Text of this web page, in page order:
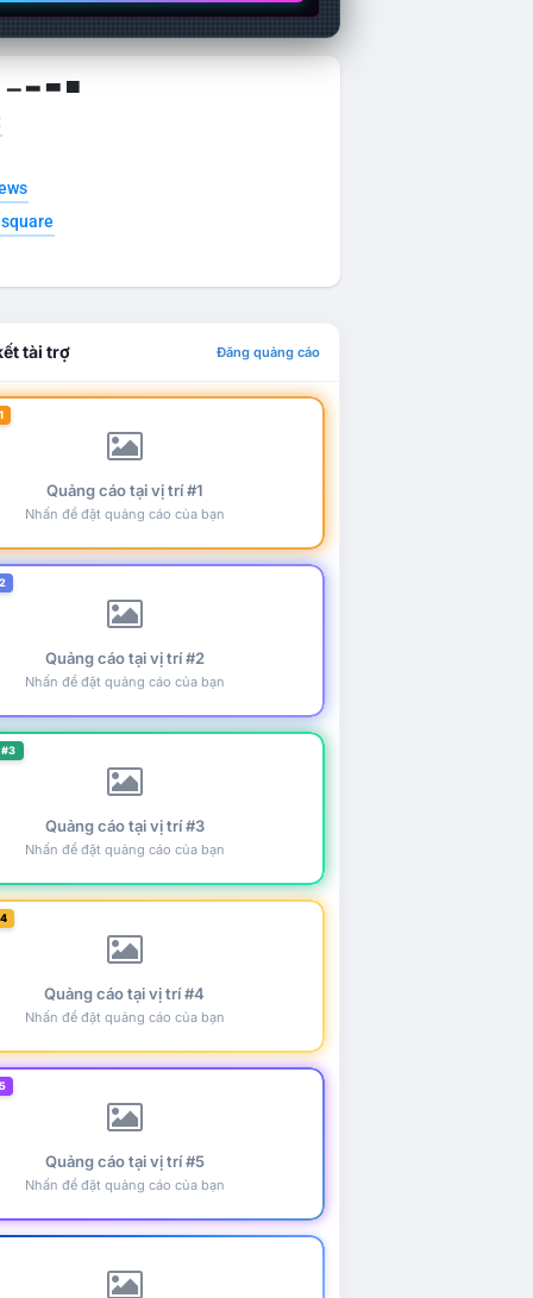
▁ ▂ ▃ ▄
tài trợ Đăng quảng cáo
Quảng cáo tại vị trí #1
Nhấn để đặt quảng cáo của bạn
Quảng cáo tại vị trí #2
Nhấn để đặt quảng cáo của bạn
Quảng cáo tại vị trí #3
Nhấn để đặt quảng cáo của bạn
Quảng cáo tại vị trí #4
Nhấn để đặt quảng cáo của bạn
Quảng cáo tại vị trí #5
Nhấn để đặt quảng cáo của bạn